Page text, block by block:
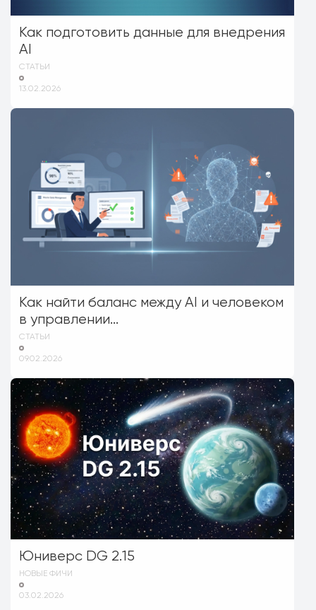
Как подготовить данные для внедрения
AI
СТАТЬИ
13.02.2026
Как найти баланс между AI и человеком
в управлении...
СТАТЬИ
09.02.2026
Юниверс DG 2.15
НОВЫЕ ФИЧИ
03.02.2026